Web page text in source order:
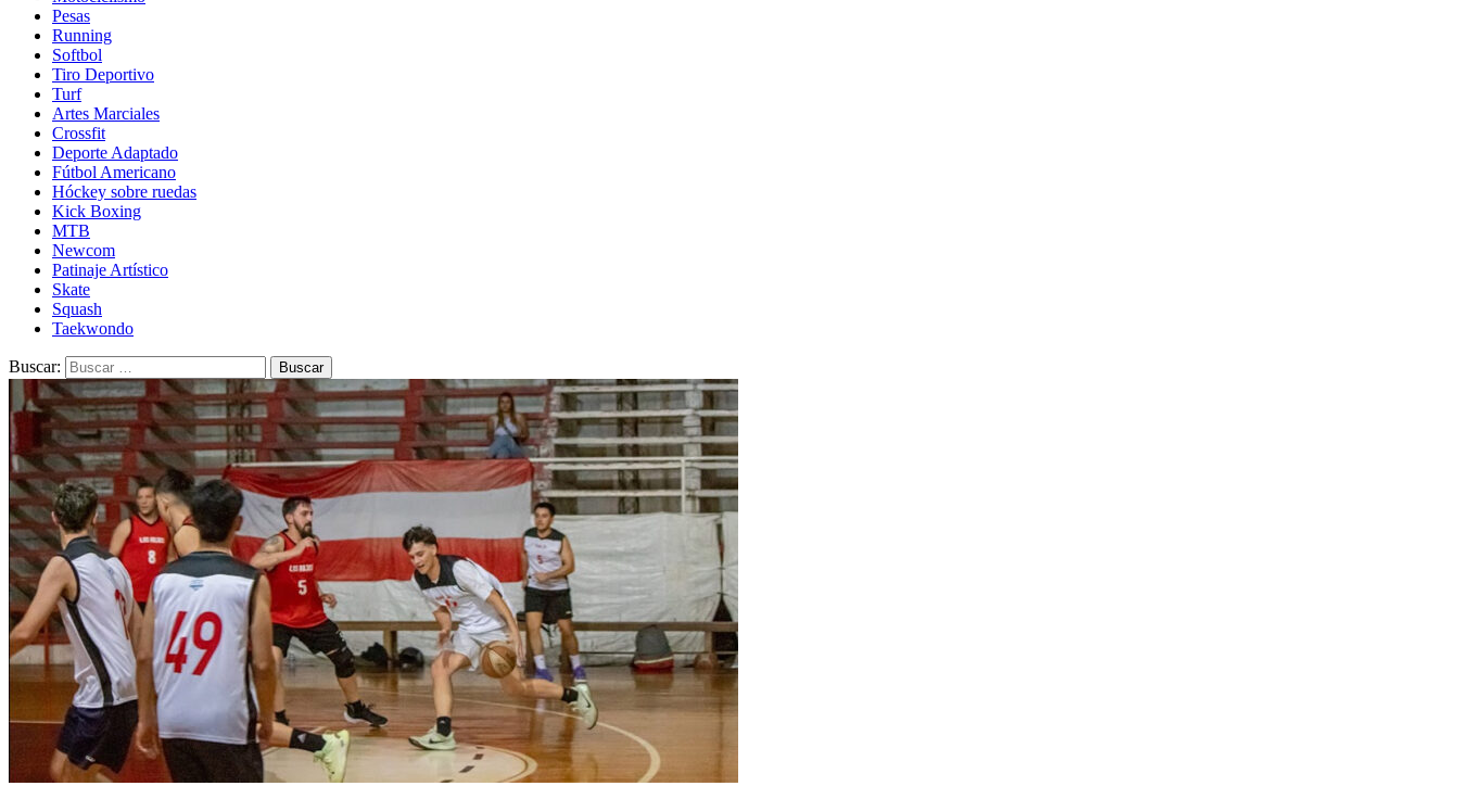
Pesas
Running
Softbol
Tiro Deportivo
Turf
Artes Marciales
Crossfit
Deporte Adaptado
Fútbol Americano
Hóckey sobre ruedas
Kick Boxing
MTB
Newcom
Patinaje Artístico
Skate
Squash
Taekwondo
Buscar: